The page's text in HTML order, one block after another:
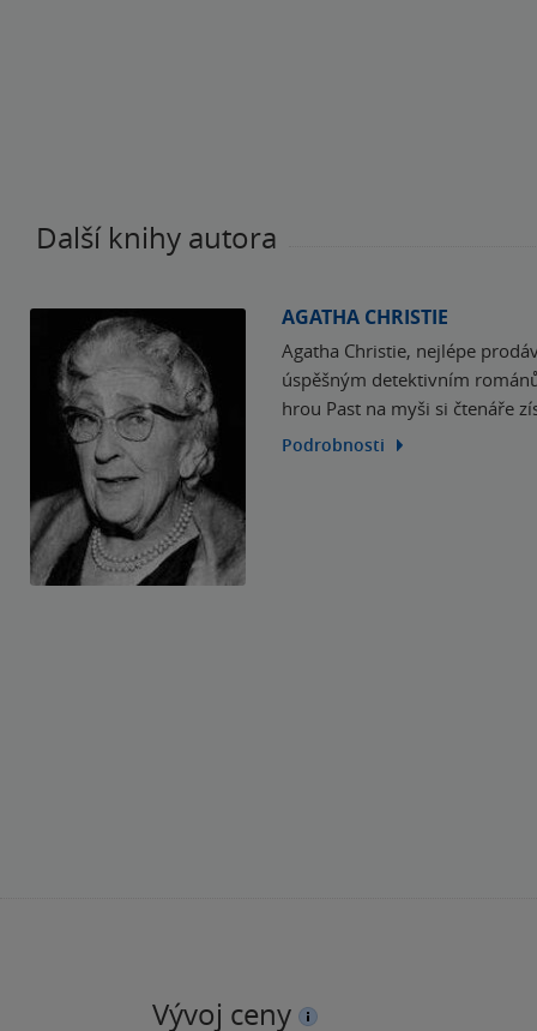
Další knihy autora
AGATHA CHRISTIE
Agatha Christie, nejlépe
úspěšným detektivním
hrou Past na myši si čtenáře
Podrobnosti
Vývoj ceny